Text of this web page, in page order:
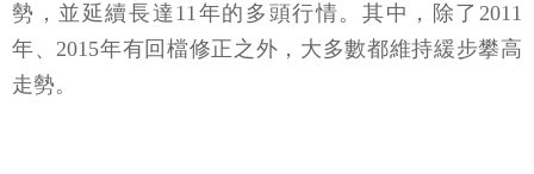
勢，並延續長達11年的多頭行情。其中，除了2011
年、2015年有回檔修正之外，大多數都維持緩步攀高
走勢。